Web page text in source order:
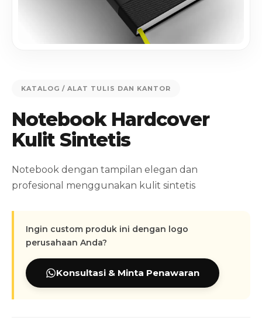
KATALOG / ALAT TULIS DAN KANTOR
Notebook Hardcover
Kulit Sintetis
Notebook dengan tampilan elegan dan
profesional menggunakan kulit sintetis
Ingin custom produk ini dengan logo
perusahaan Anda?
Konsultasi & Minta Penawaran